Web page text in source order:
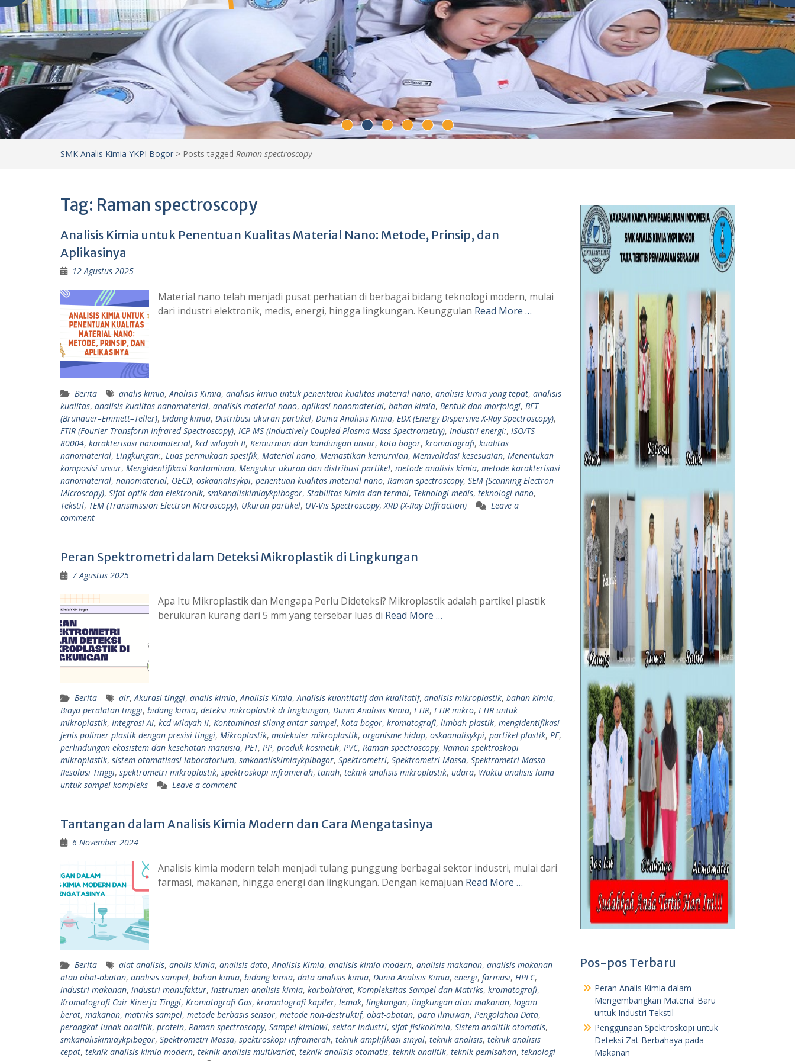
SMK Analis Kimia YKPI Bogor > Posts tagged Raman spectroscopy
Tag: Raman spectroscopy
Analisis Kimia untuk Penentuan Kualitas Material Nano: Metode, Prinsip, dan
Aplikasinya
12 Agustus 2025
Material nano telah menjadi pusat perhatian di berbagai bidang teknologi modern, mulai
dari industri elektronik, medis, energi, hingga lingkungan. Keunggulan Read More …
Berita analis kimia, Analisis Kimia, analisis kimia untuk penentuan kualitas material nano, analisis kimia yang tepat, analisis
kualitas, analisis kualitas nanomaterial, analisis material nano, aplikasi nanomaterial, bahan kimia, Bentuk dan morfologi, BET
(Brunauer–Emmett–Teller), bidang kimia, Distribusi ukuran partikel, Dunia Analisis Kimia, EDX (Energy Dispersive X-Ray Spectroscopy),
FTIR (Fourier Transform Infrared Spectroscopy), ICP-MS (Inductively Coupled Plasma Mass Spectrometry), Industri energi:, ISO/TS
80004, karakterisasi nanomaterial, kcd wilayah II, Kemurnian dan kandungan unsur, kota bogor, kromatografi, kualitas
nanomaterial, Lingkungan:, Luas permukaan spesifik, Material nano, Memastikan kemurnian, Memvalidasi kesesuaian, Menentukan
komposisi unsur, Mengidentifikasi kontaminan, Mengukur ukuran dan distribusi partikel, metode analisis kimia, metode karakterisasi
nanomaterial, nanomaterial, OECD, oskaanalisykpi, penentuan kualitas material nano, Raman spectroscopy, SEM (Scanning Electron
Microscopy), Sifat optik dan elektronik, smkanaliskimiaykpibogor, Stabilitas kimia dan termal, Teknologi medis, teknologi nano,
Tekstil, TEM (Transmission Electron Microscopy), Ukuran partikel, UV-Vis Spectroscopy, XRD (X-Ray Diffraction)
Leave a
comment
Peran Spektrometri dalam Deteksi Mikroplastik di Lingkungan
7 Agustus 2025
Apa Itu Mikroplastik dan Mengapa Perlu Dideteksi? Mikroplastik adalah partikel plastik
berukuran kurang dari 5 mm yang tersebar luas di Read More …
Berita air, Akurasi tinggi, analis kimia, Analisis Kimia, Analisis kuantitatif dan kualitatif, analisis mikroplastik, bahan kimia,
Biaya peralatan tinggi, bidang kimia, deteksi mikroplastik di lingkungan, Dunia Analisis Kimia, FTIR, FTIR mikro, FTIR untuk
mikroplastik, Integrasi AI, kcd wilayah II, Kontaminasi silang antar sampel, kota bogor, kromatografi, limbah plastik, mengidentifikasi
jenis polimer plastik dengan presisi tinggi, Mikroplastik, molekuler mikroplastik, organisme hidup, oskaanalisykpi, partikel plastik, PE,
perlindungan ekosistem dan kesehatan manusia, PET, PP, produk kosmetik, PVC, Raman spectroscopy, Raman spektroskopi
mikroplastik, sistem otomatisasi laboratorium, smkanaliskimiaykpibogor, Spektrometri, Spektrometri Massa, Spektrometri Massa
Resolusi Tinggi, spektrometri mikroplastik, spektroskopi inframerah, tanah, teknik analisis mikroplastik, udara, Waktu analisis lama
untuk sampel kompleks
Leave a comment
Tantangan dalam Analisis Kimia Modern dan Cara Mengatasinya
6 November 2024
Analisis kimia modern telah menjadi tulang punggung berbagai sektor industri, mulai dari
farmasi, makanan, hingga energi dan lingkungan. Dengan kemajuan Read More …
Berita alat analisis, analis kimia, analisis data, Analisis Kimia, analisis kimia modern, analisis makanan, analisis makanan
atau obat-obatan, analisis sampel, bahan kimia, bidang kimia, data analisis kimia, Dunia Analisis Kimia, energi, farmasi, HPLC,
industri makanan, industri manufaktur, instrumen analisis kimia, karbohidrat, Kompleksitas Sampel dan Matriks, kromatografi,
Kromatografi Cair Kinerja Tinggi, Kromatografi Gas, kromatografi kapiler, lemak, lingkungan, lingkungan atau makanan, logam
berat, makanan, matriks sampel, metode berbasis sensor, metode non-destruktif, obat-obatan, para ilmuwan, Pengolahan Data,
perangkat lunak analitik, protein, Raman spectroscopy, Sampel kimiawi, sektor industri, sifat fisikokimia, Sistem analitik otomatis,
smkanaliskimiaykpibogor, Spektrometri Massa, spektroskopi inframerah, teknik amplifikasi sinyal, teknik analisis, teknik analisis
cepat, teknik analisis kimia modern, teknik analisis multivariat, teknik analisis otomatis, teknik analitik, teknik pemisahan, teknologi
Pos-pos Terbaru
Peran Analis Kimia dalam
Mengembangkan Material Baru
untuk Industri Tekstil
Penggunaan Spektroskopi untuk
Deteksi Zat Berbahaya pada
Makanan